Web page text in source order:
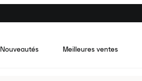
Nouveautés Meilleures ventes